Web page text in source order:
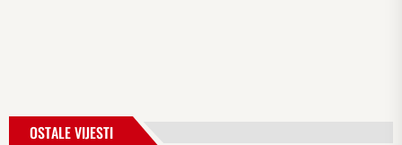
OSTALE VIJESTI